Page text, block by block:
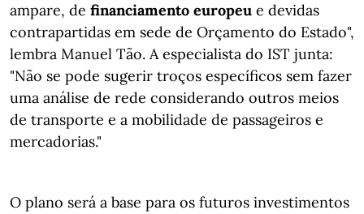
ampare, de financiamento europeu e devidas
contrapartidas em sede de Orçamento do Estado",
lembra Manuel Tão. A especialista do IST junta:
"Não se pode sugerir troços específicos sem fazer
uma análise de rede considerando outros meios
de transporte e a mobilidade de passageiros e
mercadorias."
O plano será a base para os futuros investimentos